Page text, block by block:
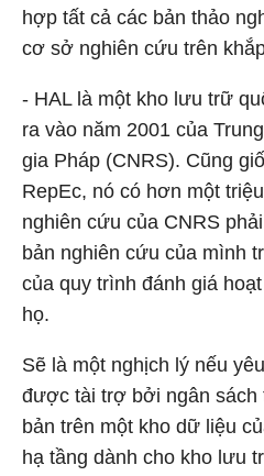
hợp tất cả các bản thảo
cơ sở nghiên cứu trên
- HAL là một kho lưu trữ
ra vào năm 2001 của
gia Pháp (CNRS). Cũng
RepEc, nó có hơn một
nghiên cứu của CNRS
bản nghiên cứu của mình
của quy trình đánh giá
họ.
Sẽ là một nghịch lý nếu
được tài trợ bởi ngân sách
bản trên một kho dữ liệu
hạ tầng dành cho kho lưu